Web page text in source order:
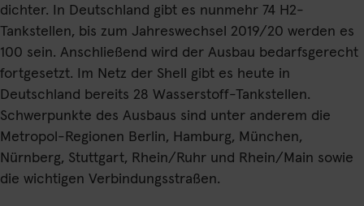
dichter. In Deutschland gibt es nunmehr 74 H2-
Tankstellen, bis zum Jahreswechsel 2019/20 werden es
100 sein. Anschließend wird der Ausbau bedarfsgerecht
fortgesetzt. Im Netz der Shell gibt es heute in
Deutschland bereits 28 Wasserstoff-Tankstellen.
Schwerpunkte des Ausbaus sind unter anderem die
Metropol-Regionen Berlin, Hamburg, München,
Nürnberg, Stuttgart, Rhein/Ruhr und Rhein/Main sowie
die wichtigen Verbindungsstraßen.